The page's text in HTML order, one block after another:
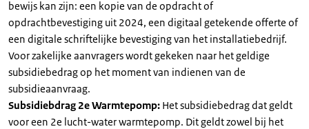
bewijs kan zijn: een kopie van de opdracht of
opdrachtbevestiging uit 2024, een digitaal getekende offerte of
een digitale schriftelijke bevestiging van het installatiebedrijf.
Voor zakelijke aanvragers wordt gekeken naar het geldige
subsidiebedrag op het moment van indienen van de
subsidieaanvraag.
Subsidiebdrag 2e Warmtepomp: Het subsidiebedrag dat geldt
voor een 2e lucht-water warmtepomp. Dit geldt zowel bij het